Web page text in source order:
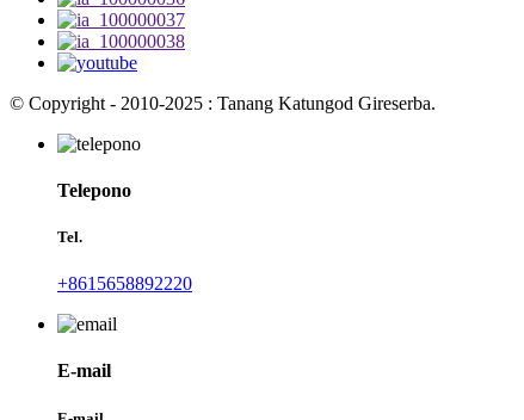
© Copyright - 2010-2025 : Tanang Katungod Gireserba.
Telepono
Tel.
+8615658892220
E-mail